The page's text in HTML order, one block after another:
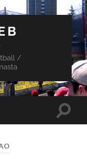
/
Toggle